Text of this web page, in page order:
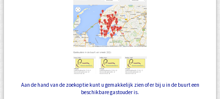
Aan de hand van de zoekoptie kunt u gemakkelijk zien of er bij u in de buurt een
beschikbare gastouder is.